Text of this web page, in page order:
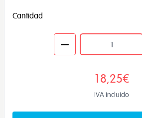
Cantidad
18,25€
IVA incluido